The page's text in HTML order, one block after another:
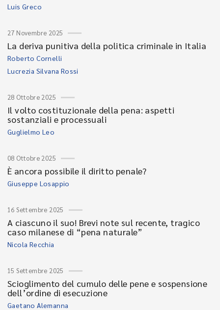
Luis Greco
27 Novembre 2025
La deriva punitiva della politica criminale in Italia
Roberto Cornelli
Lucrezia Silvana Rossi
28 Ottobre 2025
Il volto costituzionale della pena: aspetti
sostanziali e processuali
Guglielmo Leo
08 Ottobre 2025
È ancora possibile il diritto penale?
Giuseppe Losappio
16 Settembre 2025
A ciascuno il suo! Brevi note sul recente, tragico
caso milanese di “pena naturale”
Nicola Recchia
15 Settembre 2025
Scioglimento del cumulo delle pene e sospensione
dell’ordine di esecuzione
Gaetano Alemanna